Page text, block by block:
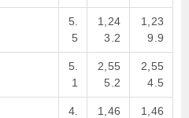
5.
5
1,24
3.2
1,23
9.9
5.
1
2,55
5.2
2,55
4.5
4.
1,46
1,46